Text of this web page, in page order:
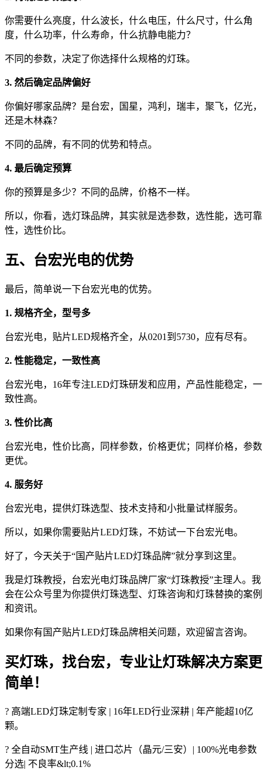
你需要什么亮度，什么波长，什么电压，什么尺寸，什么角
度，什么功率，什么寿命，什么抗静电能力？
不同的参数，决定了你选择什么规格的灯珠。
3. 然后确定品牌偏好
你偏好哪家品牌？是台宏，国星，鸿利，瑞丰，聚飞，亿光，
还是木林森？
不同的品牌，有不同的优势和特点。
4. 最后确定预算
你的预算是多少？不同的品牌，价格不一样。
所以，你看，选灯珠品牌，其实就是选参数，选性能，选可靠
性，选性价比。
五、台宏光电的优势
最后，简单说一下台宏光电的优势。
1. 规格齐全，型号多
台宏光电，贴片LED规格齐全，从0201到5730，应有尽有。
2. 性能稳定，一致性高
台宏光电，16年专注LED灯珠研发和应用，产品性能稳定，一
致性高。
3. 性价比高
台宏光电，性价比高，同样参数，价格更优；同样价格，参数
更优。
4. 服务好
台宏光电，提供灯珠选型、技术支持和小批量试样服务。
所以，如果你需要贴片LED灯珠，不妨试一下台宏光电。
好了，今天关于“国产贴片LED灯珠品牌”就分享到这里。
我是灯珠教授，台宏光电灯珠品牌厂家“灯珠教授”主理人。我
会在公众号里为你提供灯珠选型、灯珠咨询和灯珠替换的案例
和资讯。
如果你有国产贴片LED灯珠品牌相关问题，欢迎留言咨询。
买灯珠，找台宏，专业让灯珠解决方案更
简单！
? 高端LED灯珠定制专家 | 16年LED行业深耕 | 年产能超10亿
颗。
? 全自动SMT生产线 | 进口芯片（晶元/三安）| 100%光电参数
分选| 不良率&lt;0.1%